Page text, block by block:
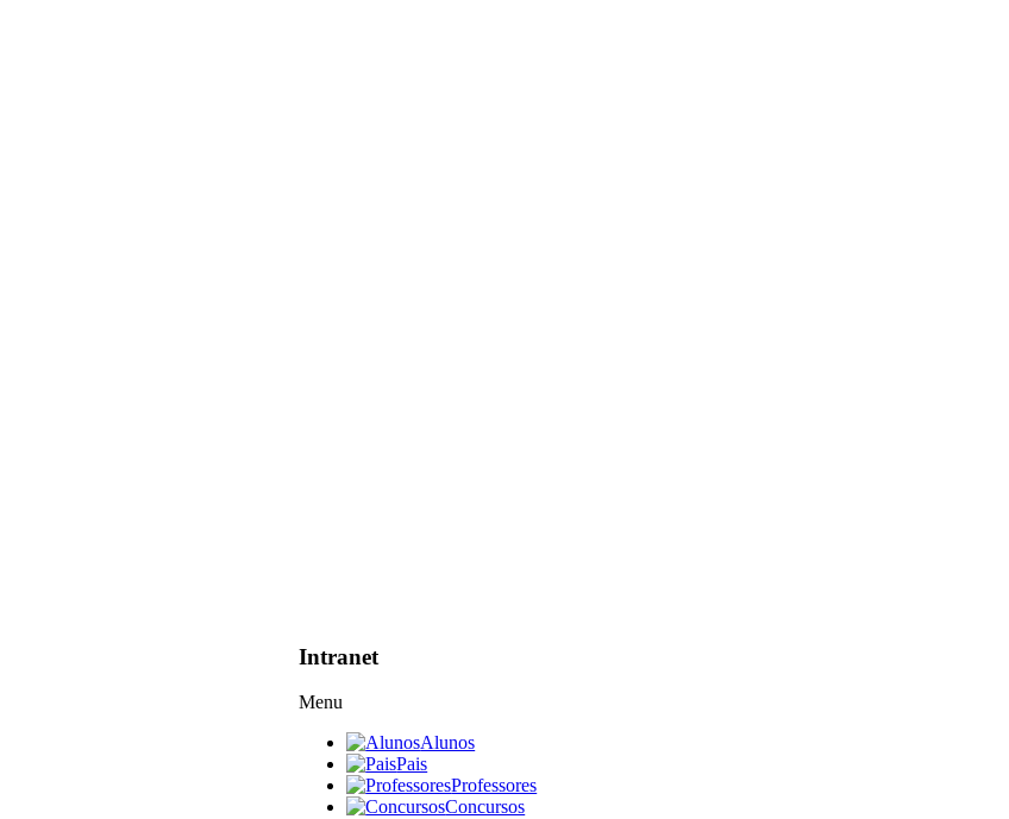
Intranet
Menu
Alunos
Pais
Professores
Concursos